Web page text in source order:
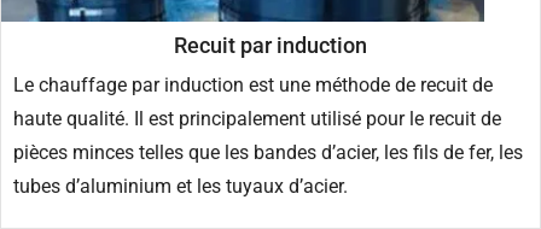
Recuit par induction
Le chauffage par induction est une méthode de recuit de
haute qualité. Il est principalement utilisé pour le recuit de
pièces minces telles que les bandes d’acier, les fils de fer, les
tubes d’aluminium et les tuyaux d’acier.